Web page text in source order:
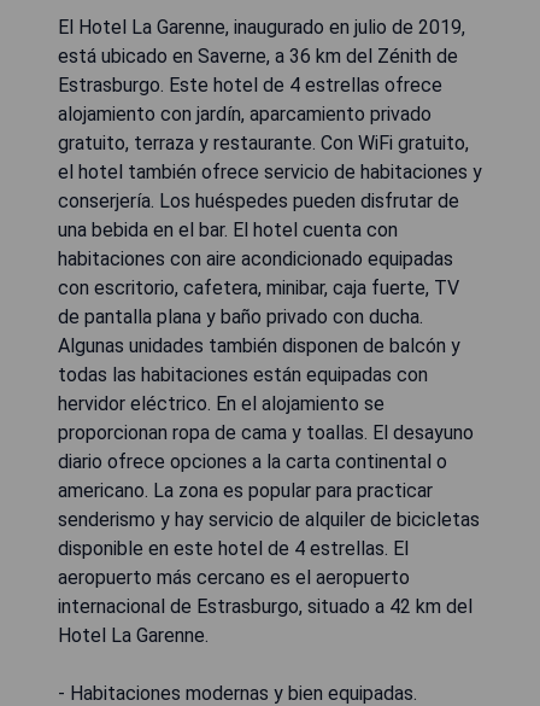
El Hotel La Garenne, inaugurado en julio de 2019,
está ubicado en Saverne, a 36 km del Zénith de
Estrasburgo. Este hotel de 4 estrellas ofrece
alojamiento con jardín, aparcamiento privado
gratuito, terraza y restaurante. Con WiFi gratuito,
el hotel también ofrece servicio de habitaciones y
conserjería. Los huéspedes pueden disfrutar de
una bebida en el bar. El hotel cuenta con
habitaciones con aire acondicionado equipadas
con escritorio, cafetera, minibar, caja fuerte, TV
de pantalla plana y baño privado con ducha.
Algunas unidades también disponen de balcón y
todas las habitaciones están equipadas con
hervidor eléctrico. En el alojamiento se
proporcionan ropa de cama y toallas. El desayuno
diario ofrece opciones a la carta continental o
americano. La zona es popular para practicar
senderismo y hay servicio de alquiler de bicicletas
disponible en este hotel de 4 estrellas. El
aeropuerto más cercano es el aeropuerto
internacional de Estrasburgo, situado a 42 km del
Hotel La Garenne.
- Habitaciones modernas y bien equipadas.